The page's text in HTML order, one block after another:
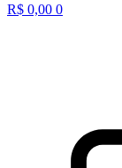
R$ 0,00 0